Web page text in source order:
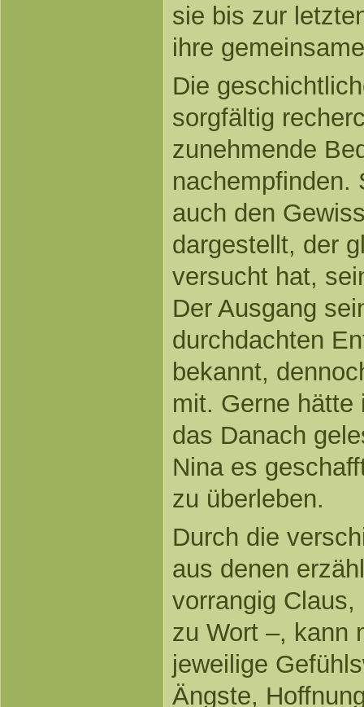
sie bis zur
ihre
Die
sorgfältig
zunehmende
nachempfinden.
auch den
dargestellt, der
versucht hat,
Der Ausgang
durchdachten
bekannt,
mit. Gerne hätte
das Danach
Nina es
zu überleben.
Durch die
aus denen
vorrangig
zu Wort –, kann
jeweilige
Ängste,